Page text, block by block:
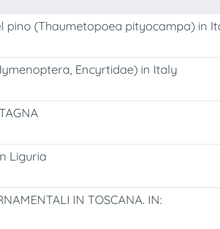
pino (Thaumetopoea pityocampa) in
Encyrtidae) in Italy
Liguria
IN TOSCANA. IN: